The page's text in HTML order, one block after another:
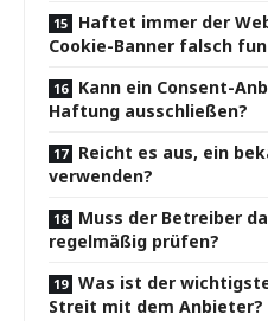
Haftet immer der
Cookie-Banner falsch
Kann ein Consent-
Haftung ausschließen?
Reicht es aus, ein
verwenden?
Muss der Betreiber
regelmäßig prüfen?
Was ist der
Streit mit dem Anbieter?